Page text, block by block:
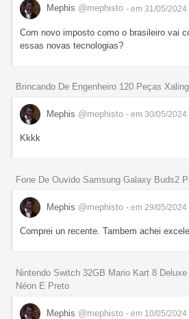
Mephis @mephisto - em 31/05/2024
Com novo imposto como o brasileiro vai
essas novas tecnologias?
Brincando De Engenheiro 120 Peças
Mephis @mephisto - em 30/05/2024
Kkkk
Fone De Ouvido Samsung Galaxy Buds2
Mephis @mephisto - em 29/05/2024
Comprei un recente. Tambem achei
Nintendo Switch 32GB Mario Kart 8 Deluxe
Néon E Preto
Mephis @mephisto - em 10/05/2024